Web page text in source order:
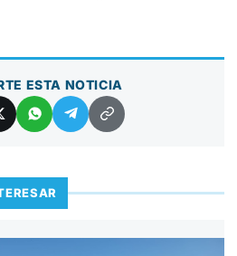
ESTA NOTICIA